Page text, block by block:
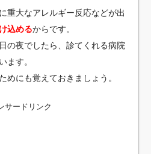
重大なアレルギー反応などが出
込めるからです。
の夜でしたら、診てくれる病院
ます。
めにも覚えておきましょう。
サードリンク